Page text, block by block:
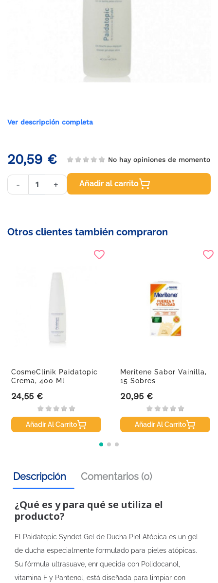
Ver descripción completa
20,59 € No hay opiniones de momento
- + Añadir al carrito
Otros clientes también compraron
CosmeClinik Paidatopic
Crema, 400 Ml
Precio
24,55 €
Añadir Al Carrito
Meritene Sabor Vainilla,
15 Sobres
Precio
20,95 €
Añadir Al Carrito
Descripción Comentarios (0)
¿Qué es y para qué se utiliza el
producto?
El Paidatopic Syndet Gel de Ducha Piel Atópica es un gel
de ducha especialmente formulado para pieles atópicas.
Su fórmula ultrasuave, enriquecida con Polidocanol,
vitamina F y Pantenol, está diseñada para limpiar con